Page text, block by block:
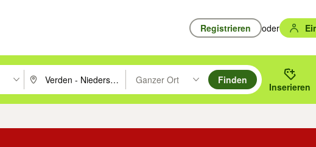
Registrieren oder
Vorschläge mit den Pfeiltasten nach oben/unten durchsuchen und mit
PLZ oder Ort eingeben. Eingabetaste drücken um zu suchen, oder
Ganzer Ort
Suche im Umkreis des gewählten Orts oder PLZ.
Finden
Inserieren